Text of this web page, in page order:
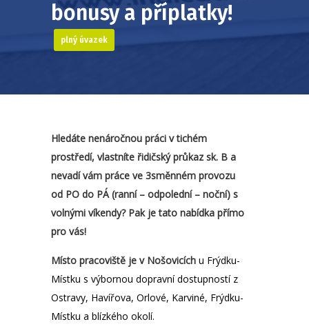
bonusy a příplatky!
plný úvazek
Hledáte nenáročnou práci v tichém
prostředí, vlastníte řidičský průkaz sk. B a
nevadí vám práce ve 3směnném provozu
od PO do PÁ (ranní – odpolední – noční) s
volnými víkendy? Pak je tato nabídka přímo
pro vás!
Místo pracoviště je v Nošovicích u Frýdku-
Místku s výbornou dopravní dostupností z
Ostravy, Havířova, Orlové, Karviné, Frýdku-
Místku a blízkého okolí.